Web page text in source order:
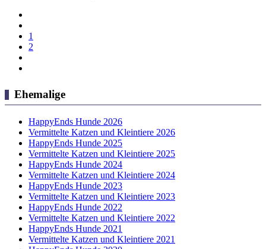
1
2
Ehemalige
HappyEnds Hunde 2026
Vermittelte Katzen und Kleintiere 2026
HappyEnds Hunde 2025
Vermittelte Katzen und Kleintiere 2025
HappyEnds Hunde 2024
Vermittelte Katzen und Kleintiere 2024
HappyEnds Hunde 2023
Vermittelte Katzen und Kleintiere 2023
HappyEnds Hunde 2022
Vermittelte Katzen und Kleintiere 2022
HappyEnds Hunde 2021
Vermittelte Katzen und Kleintiere 2021